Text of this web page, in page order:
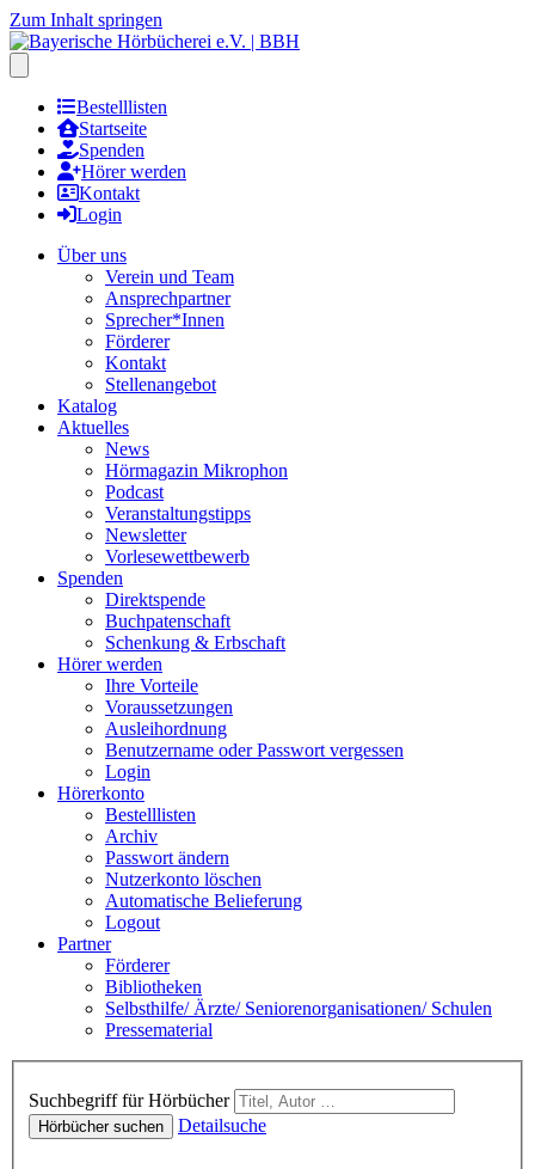
Zum Inhalt springen
Bestelllisten
Startseite
Spenden
Hörer werden
Kontakt
Login
Über uns
Verein und Team
Ansprechpartner
Sprecher*Innen
Förderer
Kontakt
Stellenangebot
Katalog
Aktuelles
News
Hörmagazin Mikrophon
Podcast
Veranstaltungstipps
Newsletter
Vorlesewettbewerb
Spenden
Direktspende
Buchpatenschaft
Schenkung & Erbschaft
Hörer werden
Ihre Vorteile
Voraussetzungen
Ausleihordnung
Benutzername oder Passwort vergessen
Login
Hörerkonto
Bestelllisten
Archiv
Passwort ändern
Nutzerkonto löschen
Automatische Belieferung
Logout
Partner
Förderer
Bibliotheken
Selbsthilfe/ Ärzte/ Seniorenorganisationen/ Schulen
Pressematerial
Suchbegriff für Hörbücher
Hörbücher suchen Detailsuche